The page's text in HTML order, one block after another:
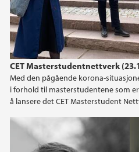
CET Masterstudentnettverk
Med den pågående korona-
i forhold til masterstudentene som
å lansere det CET Masterstudent